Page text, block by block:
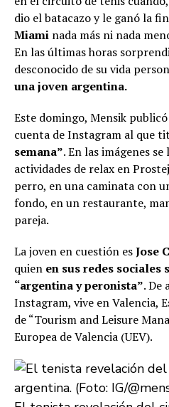
dio el batacazo y le ganó la
Miami nada más ni nada
En las últimas horas
desconocido de su vida
una joven argentina.
Este domingo, Mensik
cuenta de Instagram al que
semana”. En las imágenes
actividades de relax en
perro, en una caminata con
fondo, en un restaurante,
pareja.
La joven en cuestión esJose
quien en sus redes sociales
“argentina y peronista”. De
Instagram, vive en Valencia,
de “Tourism and Leisure
Europea de Valencia (UEV).